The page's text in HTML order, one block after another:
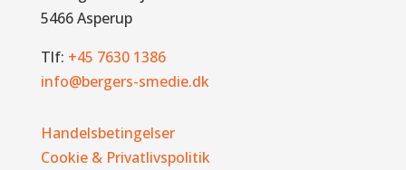
5466 Asperup
Tlf: +45 7630 1386
info@bergers-smedie.dk
Handelsbetingelser
Cookie & Privatlivspolitik